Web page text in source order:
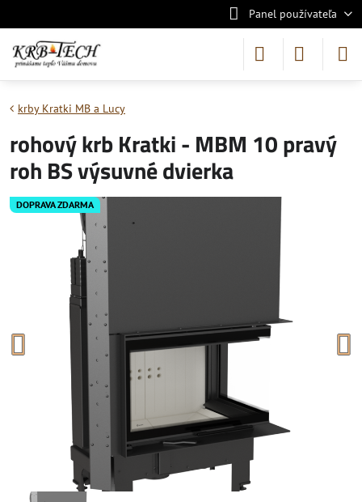
Panel používateľa
DOPRAVA ZDARMA
krby Kratki MB a Lucy
rohový krb Kratki - MBM 10 pravý
roh BS výsuvné dvierka